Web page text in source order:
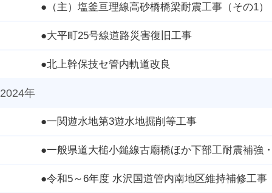
●（主）塩釜亘理線高砂橋橋梁耐震工事（その1）
●大平町25号線道路災害復旧工事
●北上幹保技セ管内軌道改良
2024年
●一関遊水地第3遊水地掘削等工事
●一般県道大槌小鎚線古廟橋ほか下部工耐震補強
●令和5～6年度 水沢国道管内南地区維持補修工事